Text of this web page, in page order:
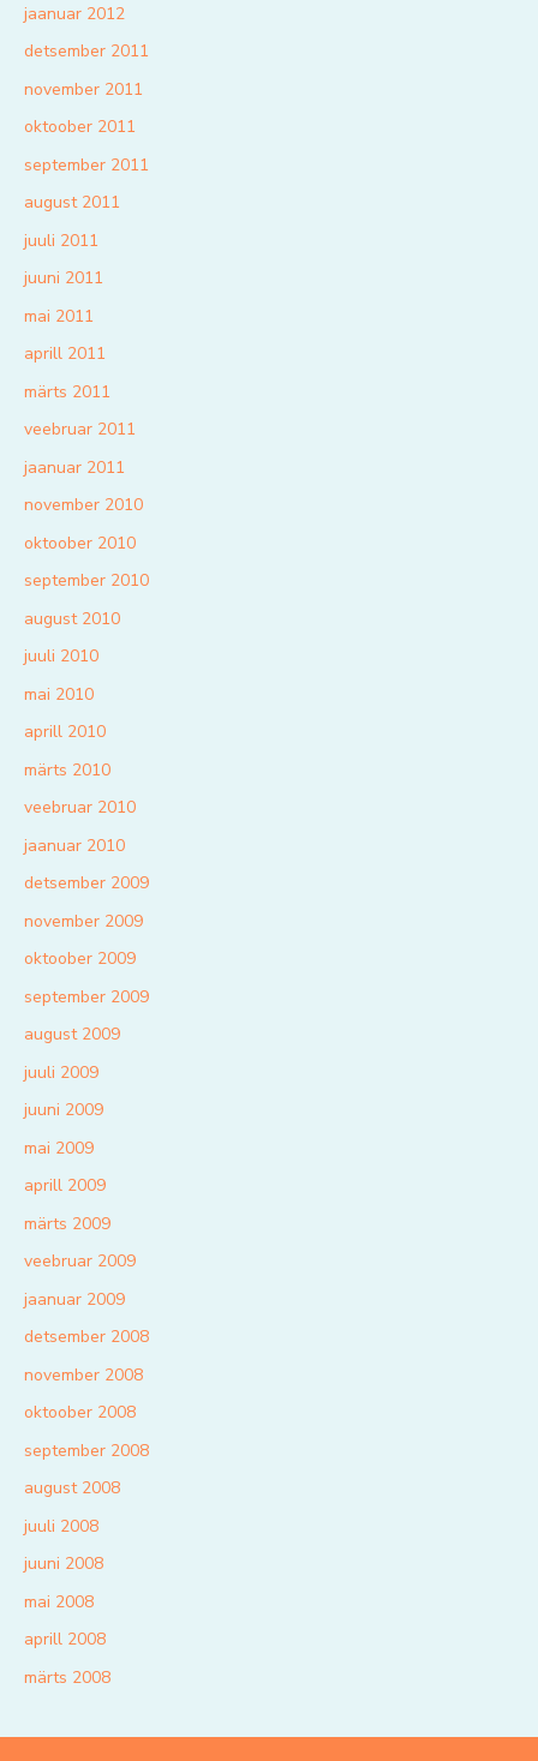
jaanuar 2012
detsember 2011
november 2011
oktoober 2011
september 2011
august 2011
juuli 2011
juuni 2011
mai 2011
aprill 2011
märts 2011
veebruar 2011
jaanuar 2011
november 2010
oktoober 2010
september 2010
august 2010
juuli 2010
mai 2010
aprill 2010
märts 2010
veebruar 2010
jaanuar 2010
detsember 2009
november 2009
oktoober 2009
september 2009
august 2009
juuli 2009
juuni 2009
mai 2009
aprill 2009
märts 2009
veebruar 2009
jaanuar 2009
detsember 2008
november 2008
oktoober 2008
september 2008
august 2008
juuli 2008
juuni 2008
mai 2008
aprill 2008
märts 2008